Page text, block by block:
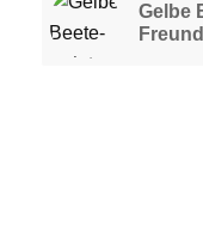
Gelbe